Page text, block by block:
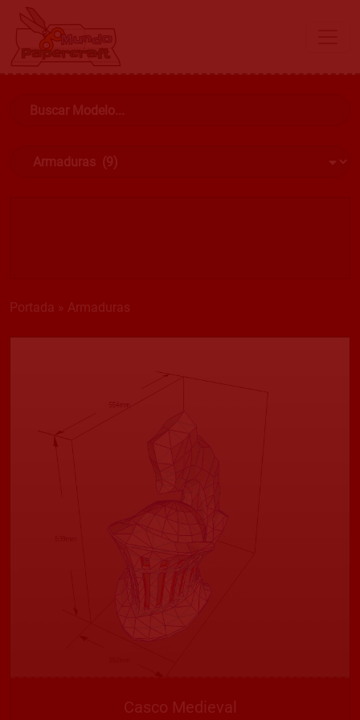
Portada Armaduras
Casco Medieval